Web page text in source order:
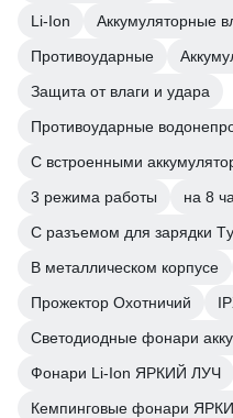
Li-Ion
Аккумуляторные
Противоударные
Защита от влаги и удара
Противоударные
С встроенными
3 режима работы
на 8
С разъемом для зарядки
В металлическом корпусе
Прожектор Охотничий
Светодиодные фонари
Фонари Li-Ion ЯРКИЙ ЛУЧ
Кемпинговые фонари